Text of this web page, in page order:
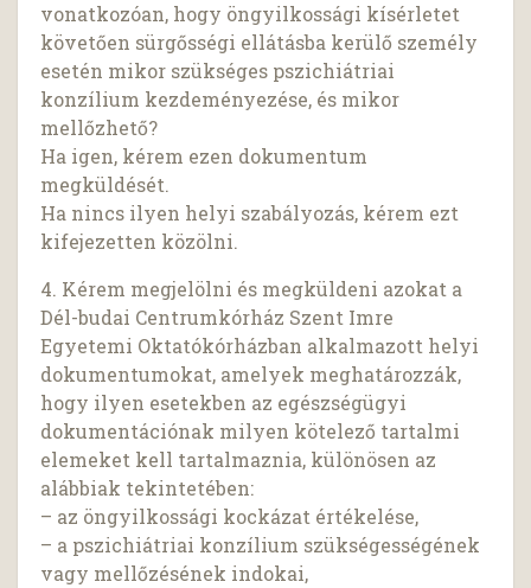
vonatkozóan, hogy öngyilkossági kísérletet
követően sürgősségi ellátásba kerülő személy
esetén mikor szükséges pszichiátriai
konzílium kezdeményezése, és mikor
mellőzhető?
Ha igen, kérem ezen dokumentum
megküldését.
Ha nincs ilyen helyi szabályozás, kérem ezt
kifejezetten közölni.
4. Kérem megjelölni és megküldeni azokat a
Dél-budai Centrumkórház Szent Imre
Egyetemi Oktatókórházban alkalmazott helyi
dokumentumokat, amelyek meghatározzák,
hogy ilyen esetekben az egészségügyi
dokumentációnak milyen kötelező tartalmi
elemeket kell tartalmaznia, különösen az
alábbiak tekintetében:
– az öngyilkossági kockázat értékelése,
– a pszichiátriai konzílium szükségességének
vagy mellőzésének indokai,